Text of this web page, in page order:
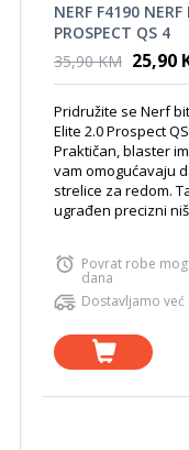
NERF F4190
PROSPECT QS 4
35,90 KM 25,90
Pridružite se Nerf
Elite 2.0 Prospect
Praktičan, blaster
vam omogućavaju
strelice za redom.
ugrađen precizni
Povrat robe
dana
Dostavljamo već